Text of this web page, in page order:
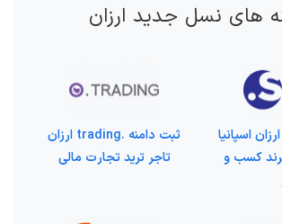
های نسل جدید ارزان
ثبت دامنه .srl ارزان اسپانیا
کسب و
ثبت دامنه .trading ارزان
تاجر ترید تجارت مالی